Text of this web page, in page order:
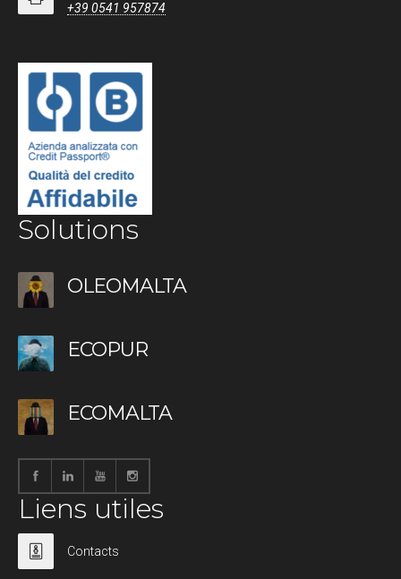
+39 0541 957874
Solutions
OLEOMALTA
ECOPUR
ECOMALTA
Liens utiles
Contacts